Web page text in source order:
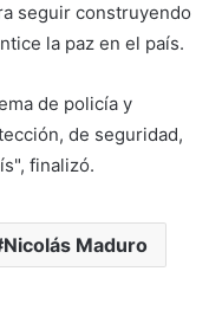
seguir construyendo
la paz en el país.
de policía y
de seguridad,
finalizó.
Nicolás Maduro